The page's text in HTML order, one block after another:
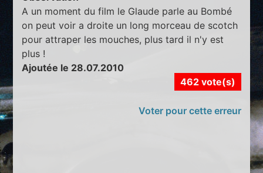
A un moment du film le Glaude parle au Bombé
on peut voir a droite un long morceau de scotch
pour attraper les mouches, plus tard il n'y est
plus !
Ajoutée le 28.07.2010
462 vote(s)
Voter pour cette erreur